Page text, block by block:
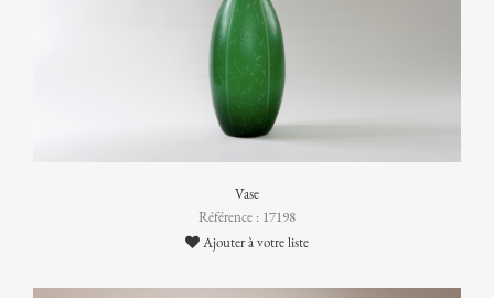
Vase
Référence : 17198
Ajouter à votre liste